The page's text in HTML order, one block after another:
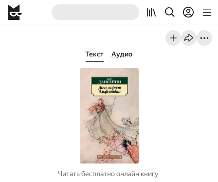
Текст Аудио
Читать бесплатно онлайн книгу